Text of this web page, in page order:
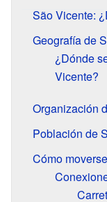
São Vicente:
Geografía de
¿Dónde
Vicente?
Organización
Población de
Cómo